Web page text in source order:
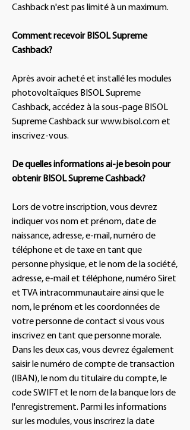
Cashback n'est pas limité à un maximum.
Comment recevoir BISOL Supreme
Cashback?
Après avoir acheté et installé les modules
photovoltaïques BISOL Supreme
Cashback, accédez à la sous-page BISOL
Supreme Cashback surwww.bisol.comet
inscrivez-vous.
De quelles informations ai-je besoin pour
obtenir BISOL Supreme Cashback?
Lors de votre inscription, vous devrez
indiquer vos nom et prénom, date de
naissance, adresse, e-mail, numéro de
téléphone et de taxe en tant que
personne physique, et le nom de la société,
adresse, e-mail et téléphone, numéro Siret
et TVA intracommunautaire ainsi que le
nom, le prénom et les coordonnées de
votre personne de contact si vous vous
inscrivez en tant que personne morale.
Dans les deux cas, vous devrez également
saisir le numéro de compte de transaction
(IBAN), le nom du titulaire du compte, le
code SWIFT et le nom de la banque lors de
l'enregistrement. Parmi les informations
sur les modules, vous inscrirez la date